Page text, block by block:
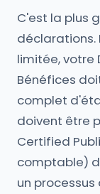
C'est la plus
déclarations.
limitée, votre
Bénéfices
complet
doivent être
Certified
comptable)
un